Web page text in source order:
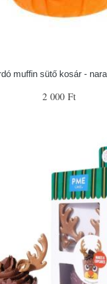
muffin sütő kosár -
2 000 Ft